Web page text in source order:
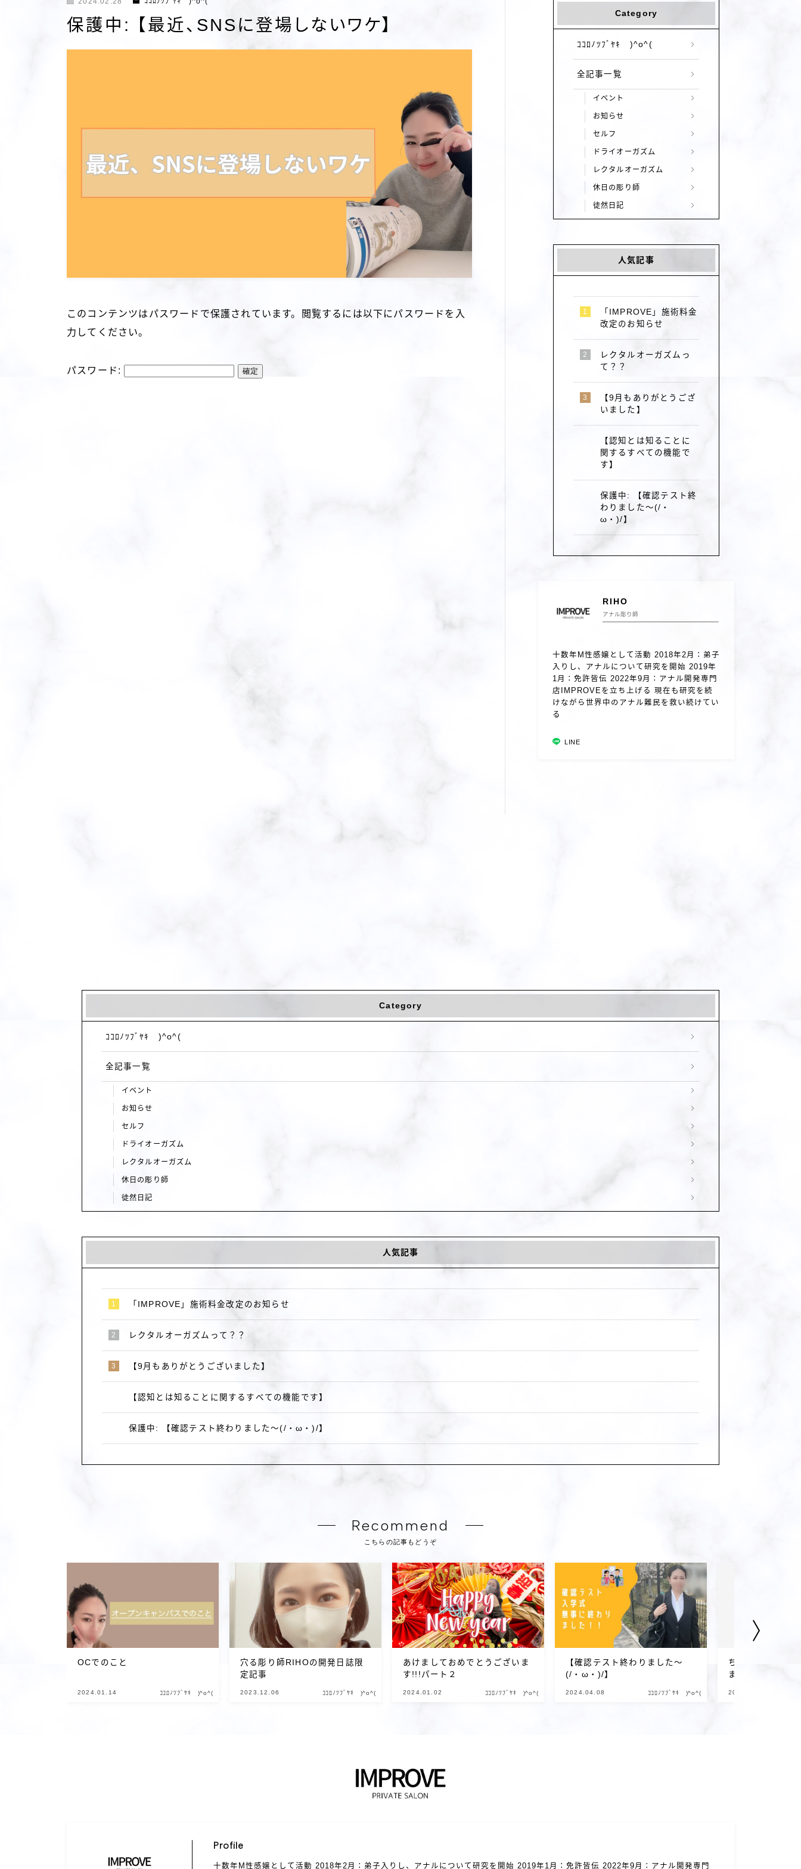
保護中: 【最近、SNSに登場しないワケ】
このコンテンツはパスワードで保護されています。閲覧するには以下にパスワードを入
力してください。
パスワード:
Category
ｺｺﾛﾉﾂﾌﾞﾔｷ )^o^(
全記事一覧
イベント
お知らせ
セルフ
ドライオーガズム
レクタルオーガズム
休日の彫り師
徒然日記
人気記事
「IMPROVE」施術料金
改定のお知らせ
レクタルオーガズムっ
て？？
【9月もありがとうござ
いました】
【認知とは知ることに
関するすべての機能で
す】
保護中: 【確認テスト終
わりました～(/・
ω・)/】
RIHO
アナル彫り師
十数年M性感嬢として活動 2018年2月：弟子
入りし、アナルについて研究を開始 2019年
1月：免許皆伝 2022年9月：アナル開発専門
店IMPROVEを立ち上げる 現在も研究を続
けながら世界中のアナル難民を救い続けてい
る
LINE
Category
ｺｺﾛﾉﾂﾌﾞﾔｷ )^o^(
全記事一覧
イベント
お知らせ
セルフ
ドライオーガズム
レクタルオーガズム
休日の彫り師
徒然日記
人気記事
「IMPROVE」施術料金改定のお知らせ
レクタルオーガズムって？？
【9月もありがとうございました】
【認知とは知ることに関するすべての機能です】
保護中: 【確認テスト終わりました～(/・ω・)/】
Recommend
こちらの記事もどうぞ
OCでのこと
2024.01.14 ｺｺﾛﾉﾂﾌﾞﾔｷ )^o^(
穴る彫り師RIHOの開発日誌限
定記事
2023.12.06 ｺｺﾛﾉﾂﾌﾞﾔｷ )^o^(
あけましておめでとうございま
す!!!パート２
2024.01.02 ｺｺﾛﾉﾂﾌﾞﾔｷ )^o^(
【確認テスト終わりました～
(/・ω・)/】
2024.04.08 ｺｺﾛﾉﾂﾌﾞﾔｷ )^o^(
ちょっとお待た
ました！！結果
2024.01.12
Profile
十数年M性感嬢として活動 2018年2月：弟子入りし、アナルについて研究を開始 2019年1月：免許皆伝 2022年9月：アナル開発専門